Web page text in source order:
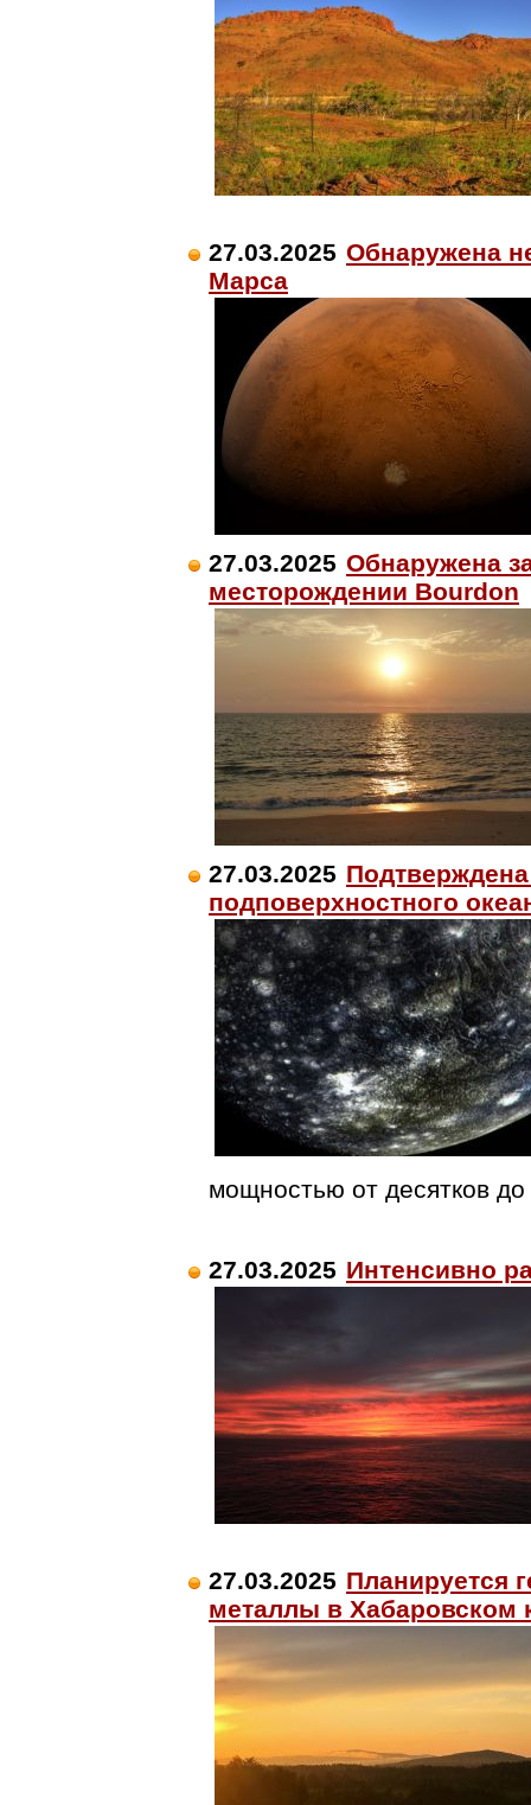
27.03.2025 Обнаружена
Марса
27.03.2025 Обнаружена
месторождении Bourdon
27.03.2025
подповерхностного
мощностью от десятков
27.03.2025 Интенсивно
27.03.2025 Планируется
металлы в Хабаровском